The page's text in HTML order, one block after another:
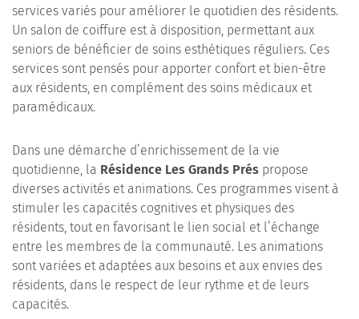
services variés pour améliorer le quotidien des résidents.
Un salon de coiffure est à disposition, permettant aux
seniors de bénéficier de soins esthétiques réguliers. Ces
services sont pensés pour apporter confort et bien-être
aux résidents, en complément des soins médicaux et
paramédicaux.
Dans une démarche d’enrichissement de la vie
quotidienne, la Résidence Les Grands Prés propose
diverses activités et animations. Ces programmes visent à
stimuler les capacités cognitives et physiques des
résidents, tout en favorisant le lien social et l’échange
entre les membres de la communauté. Les animations
sont variées et adaptées aux besoins et aux envies des
résidents, dans le respect de leur rythme et de leurs
capacités.